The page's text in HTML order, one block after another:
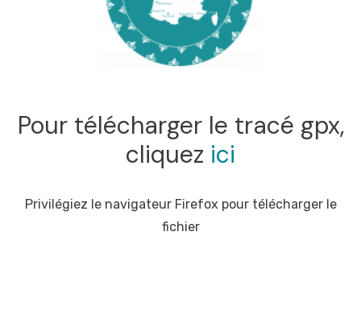
Pour télécharger le tracé gpx,
cliquez ici
Privilégiez le navigateur Firefox pour télécharger le
fichier